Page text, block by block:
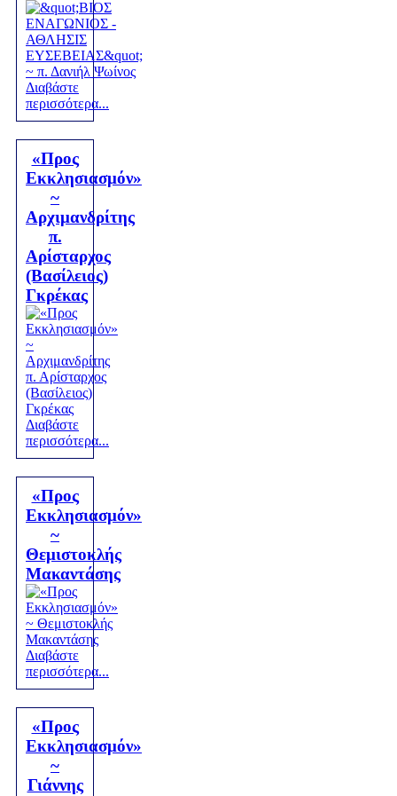
Διαβάστε
περισσότερα...
«Προς
Εκκλησιασμόν»
~
Αρχιμανδρίτης
π.
Αρίσταρχος
(Βασίλειος)
Γκρέκας
Διαβάστε
περισσότερα...
«Προς
Εκκλησιασμόν»
~
Θεμιστοκλής
Μακαντάσης
Διαβάστε
περισσότερα...
«Προς
Εκκλησιασμόν»
~
Γιάννης